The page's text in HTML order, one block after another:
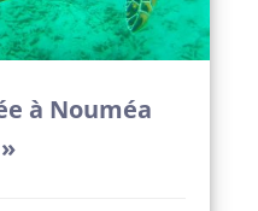
à Nouméa